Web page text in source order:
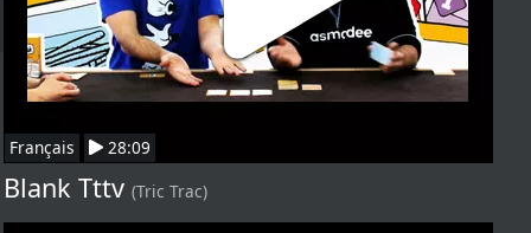
Français 28:09
Blank Tttv (Tric Trac)